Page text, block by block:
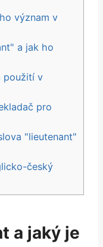
význam v
a jak ho
použití v
pro
"lieutenant"
český
a jaký je